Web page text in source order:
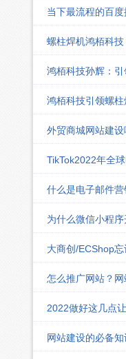
当下最流程的百
螺柱焊机鸿栢科
鸿栢科技孙辉：
鸿栢科技引领螺
外贸商城网站建
TikTok2022年全
什么是电子邮件营
为什么微信小程
大商创/ECShop
怎么推广网站？
2022做好这几点
网站建设的必备知